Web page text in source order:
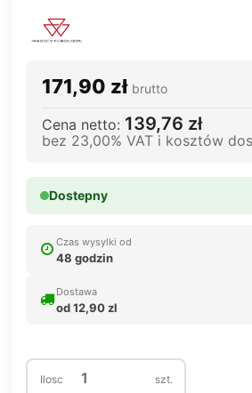
171,90 zł brutto
Cena netto: 139,76 zł
bez 23,00% VAT i kosztów
Dostepny
Czas wysylki od
48 godzin
Dostawa
od 12,90 zl
Ilosc szt.